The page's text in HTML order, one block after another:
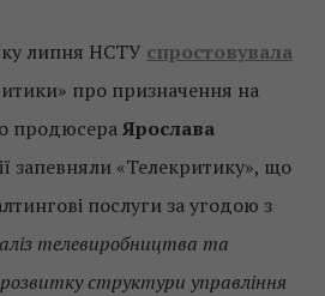
липня НСТУ спростовувала
про призначення на
продюсераЯрослава
запевняли «Телекритику», що
послуги за угодою з
телевиробництва та
розвитку структури управління